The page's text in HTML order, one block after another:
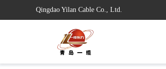
Qingdao Yilan Cable Co., Ltd.